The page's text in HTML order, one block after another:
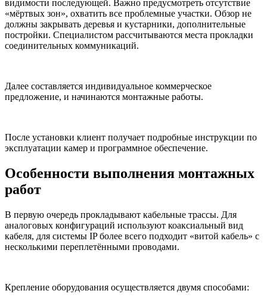
видимости последующей. Важно предусмотреть отсутствие
«мёртвых зон», охватить все проблемные участки. Обзор не
должны закрывать деревья и кустарники, дополнительные
постройки. Специалистом рассчитываются места прокладки
соединительных коммуникаций.
Далее составляется индивидуальное коммерческое
предложение, и начинаются монтажные работы.
После установки клиент получает подробные инструкции по
эксплуатации камер и программное обеспечение.
Особенности выполнения монтажных
работ
В первую очередь прокладывают кабельные трассы. Для
аналоговых конфигураций используют коаксиальный вид
кабеля, для системы IP более всего подходит «витой кабель» с
несколькими переплетёнными проводами.
Крепление оборудования осуществляется двумя способами: